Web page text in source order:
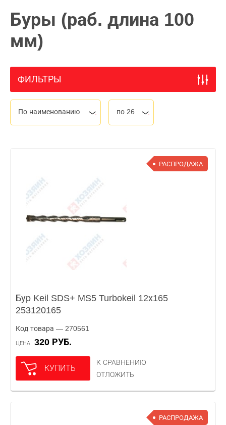
Буры (раб. длина 100
мм)
ФИЛЬТРЫ
По наименованию по 26
РАСПРОДАЖА
Бур Keil SDS+ MS5 Turbokeil 12х165
253120165
Код товара — 270561
ЦЕНА 320 РУБ.
КУПИТЬ
К СРАВНЕНИЮ
ОТЛОЖИТЬ
РАСПРОДАЖА